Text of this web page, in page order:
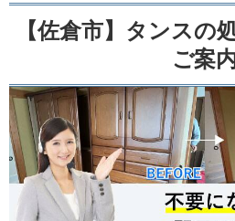
【佐倉市】タンスの
ご案